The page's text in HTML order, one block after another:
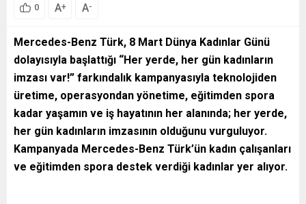
0 A+ A-
Mercedes-Benz Türk, 8 Mart Dünya Kadınlar Günü
dolayısıyla başlattığı “Her yerde, her gün kadınların
imzası var!” farkındalık kampanyasıyla teknolojiden
üretime, operasyondan yönetime, eğitimden spora
kadar yaşamın ve iş hayatının her alanında; her yerde,
her gün kadınların imzasının olduğunu vurguluyor.
Kampanyada Mercedes-Benz Türk’ün kadın çalışanları
ve eğitimden spora destek verdiği kadınlar yer alıyor.